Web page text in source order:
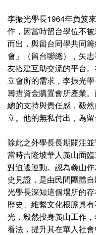
李振光學長1964年負笈
作，因當時留台學位不
而出，與留台同學共同
會」（留台聯總），矢
友搭建互助交流的平台
立會所的需求，李振光
籌措資金購置會所產業
總的支持與責任感，毅
立。他的無私付出，為
除此之外學長長期關注
當時吉隆坡華人義山面
對迫遷運動。認為義山
史見證，是由民間團體
光學長深知這個場所的
歷史、維繫文化根脈具
光，毅然投身義山工作
看法，提升其在華人社會